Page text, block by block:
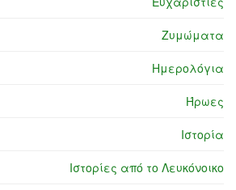
Ζυμώματα
Ημερολόγια
Ήρωες
Ιστορία
Ιστορίες από το Λευκόνοικο